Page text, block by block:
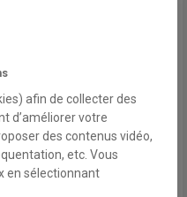
: De la
l’ONU et
dans la
afin de collecter des
d’améliorer votre
des contenus vidéo,
etc. Vous
en sélectionnant